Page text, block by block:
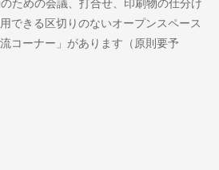
ための会議、打合せ、印刷物の仕分け
できる区切りのないオープンスペース
コーナー」があります（原則要予